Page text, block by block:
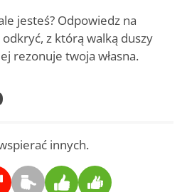
jesteś? Odpowiedz na
z którą walką duszy
rezonuje twoja własna.
innych.